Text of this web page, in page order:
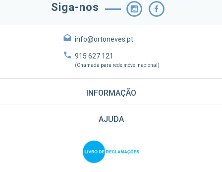
Siga-nos
info@ortoneves.pt
915 627 121
(Chamada para rede móvel nacional)
INFORMAÇÃO
AJUDA